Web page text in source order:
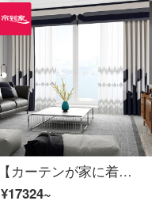
【カーテンが家に着く】カーテンの完成品を軽くシームレスにつなぐ高遮光のカーテン現代リビングルームのベッドルームのルービックキューブの花開き高精密床の窓LDC 20 SSA-2101 Sフック/カーテンなし（高さ2.6メートル以内で変更可能）XLのカーテンセット/ダブルオープン（適用窓幅3.5-4.1メートル）
¥17324~